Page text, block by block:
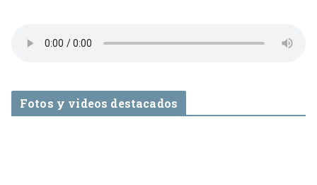
Fotos y videos destacados